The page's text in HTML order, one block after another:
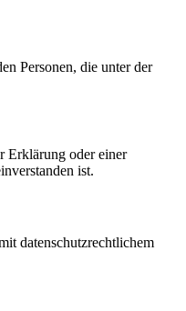
Personen, die unter der
Erklärung oder einer
ist.
datenschutzrechtlichem